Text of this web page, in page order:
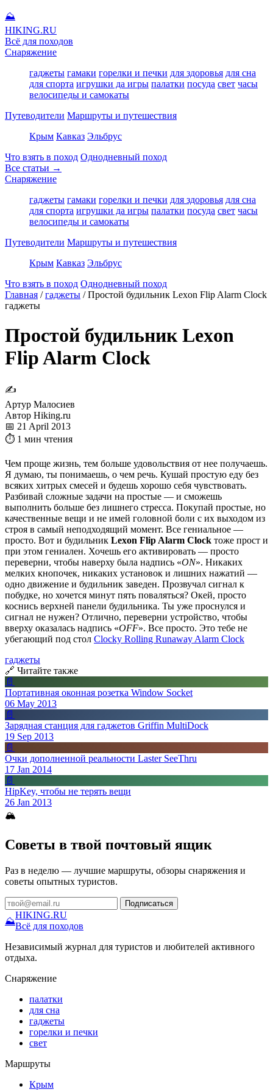
⛰
HIKING.RU
Всё для походов
Снаряжение
гаджеты гамаки горелки и печки для здоровья для сна
для спорта игрушки да игры палатки посуда свет часы
велосипеды и самокаты
Путеводители Маршруты и путешествия
Крым Кавказ Эльбрус
Что взять в поход Однодневный поход
Все статьи →
Снаряжение
гаджеты гамаки горелки и печки для здоровья для сна
для спорта игрушки да игры палатки посуда свет часы
велосипеды и самокаты
Путеводители Маршруты и путешествия
Крым Кавказ Эльбрус
Что взять в поход Однодневный поход
Главная / гаджеты / Простой будильник Lexon Flip Alarm Clock
гаджеты
Простой будильник Lexon
Flip Alarm Clock
✍
Артур Малосиев
Автор Hiking.ru
📅 21 April 2013
⏱ 1 мин чтения
Чем проще жизнь, тем больше удовольствия от нее получаешь.
Я думаю, ты понимаешь, о чем речь. Кушай простую еду без
всяких хитрых смесей и будешь хорошо себя чувствовать.
Разбивай сложные задачи на простые — и сможешь
выполнить больше без лишнего стресса. Покупай простые, но
качественные вещи и не имей головной боли с их выходом из
строя в самый неподходящий момент. Все гениальное —
просто. Вот и будильник Lexon Flip Alarm Clock тоже прост и
при этом гениален. Хочешь его активировать — просто
переверни, чтобы наверху была надпись «ON». Никаких
мелких кнопочек, никаких установок и лишних нажатий —
одно движение и будильник заведен. Прозвучал сигнал к
побудке, но хочется минут пять поваляться? Окей, просто
коснись верхней панели будильника. Ты уже проснулся и
сигнал не нужен? Отлично, переверни устройство, чтобы
вверху оказалась надпись «OFF». Все просто. Это тебе не
убегающий под стол Clocky Rolling Runaway Alarm Clock
гаджеты
🔗 Читайте также
📄
Портативная оконная розетка Window Socket
06 May 2013
📄
Зарядная станция для гаджетов Griffin MultiDock
19 Sep 2013
📄
Очки дополненной реальности Laster SeeThru
17 Jan 2014
📄
HipKey, чтобы не терять вещи
26 Jan 2013
🏔
Советы в твой почтовый ящик
Раз в неделю — лучшие маршруты, обзоры снаряжения и
советы опытных туристов.
Подписаться
⛰
HIKING.RU
Всё для походов
Независимый журнал для туристов и любителей активного
отдыха.
Снаряжение
палатки
для сна
гаджеты
горелки и печки
свет
Маршруты
Крым